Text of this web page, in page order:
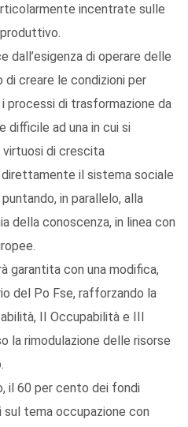
incentrate sulle
dall’esigenza di operare delle
di creare le condizioni per
processi di trasformazione da
difficile ad una in cui si
virtuosi di crescita
il sistema sociale
in parallelo, alla
della conoscenza, in linea con
garantita con una modifica,
del Po Fse, rafforzando la
II Occupabilità e III
la rimodulazione delle risorse
il 60 per cento dei fondi
tema occupazione con